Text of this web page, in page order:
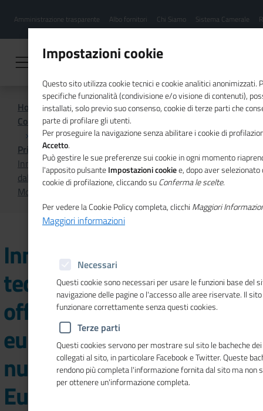
contenuto
Menu
hamburgher
Amministrazione trasparente Albo fornitori Chi Siamo Sistema Camerale
Home
Comunicazione istituzionale per il sistema camerale
Primo Piano
Innovazione e sviluppo tecnologico: le opportunità offerte
dall'Istituto europeo di tecnologia nel nuovo numero di
Mosaico Europa
Innovazione e sviluppo
tecnologico: le opportunità
offerte dall'Istituto
europeo di tecnologia nel
nuovo numero di Mosaico
Europa
Impostazioni cookie
Questo sito utilizza cookie tecnici e cookie analitici anonimizzati.
specifiche funzionalità (condivisione e/o visione di contenuti),
installati, solo previo suo consenso, cookie di terze parti che
parte di profilare gli utenti.
Per proseguire la navigazione senza abilitare i cookie di
Accetto.
Può gestire le sue preferenze sui cookie in ogni momento
l'apposito pulsanteImpostazioni cookiee, dopo aver
cookie di profilazione, cliccando suConferma le scelte.
Per vedere la Cookie Policy completa, clicchi Maggiori
Maggiori informazioni
Necessari
Questi cookie sono necessari per usare le funzioni base del
navigazione delle pagine o l'accesso alle aree riservate. Il
funzionare correttamente senza questi cookies.
Terze parti
Questi cookies servono per mostrare sul sito le bacheche
collegati al sito, in particolare Facebook e Twitter. Queste
rendono più completa l'informazione fornita dal sito ma non
per ottenere un'informazione completa.